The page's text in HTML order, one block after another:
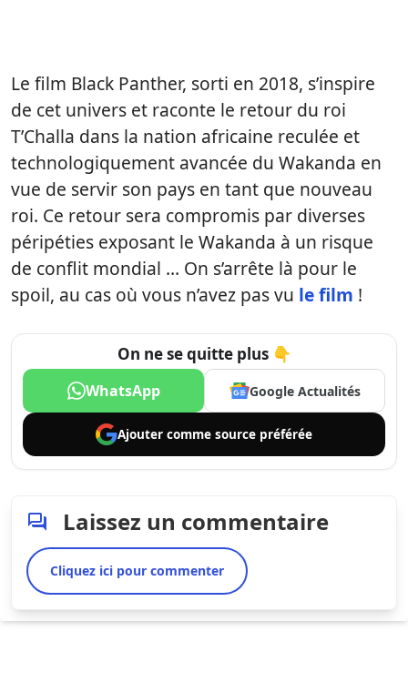
Le film Black Panther, sorti en 2018, s’inspire
de cet univers et raconte le retour du roi
T’Challa dans la nation africaine reculée et
technologiquement avancée du Wakanda en
vue de servir son pays en tant que nouveau
roi. Ce retour sera compromis par diverses
péripéties exposant le Wakanda à un risque
de conflit mondial … On s’arrête là pour le
spoil, au cas où vous n’avez pas vu le film !
On ne se quitte plus 👇
WhatsApp Google Actualités
Ajouter comme source préférée
Laissez un commentaire
Cliquez ici pour commenter